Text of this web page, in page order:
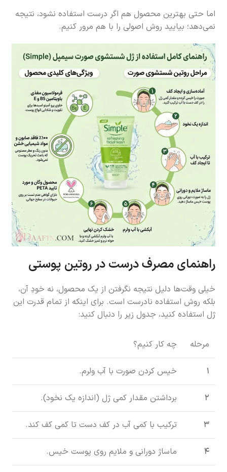
اما حتی بهترین محصول هم اگر درست استفاده نشود، نتیجه
نمی‌دهد؛ بیایید روش اصولی را با هم مرور کنیم.
راهنمای مصرف درست در روتین پوستی
خیلی وقت‌ها دلیل نتیجه نگرفتن از یک محصول، نه خودِ آن،
بلکه روش استفاده نادرست است. برای اینکه از تمام قدرت این
ژل استفاده کنید، جدول زیر را دنبال کنید:
مرحله چه کار کنیم؟
۱ خیس کردن صورت با آب ولرم.
۲ برداشتن مقدار کمی ژل (اندازه یک نخود).
۳ ترکیب با کمی آب در کف دست تا کمی کف کند.
۴ ماساژ دورانی و ملایم روی پوست خیس.